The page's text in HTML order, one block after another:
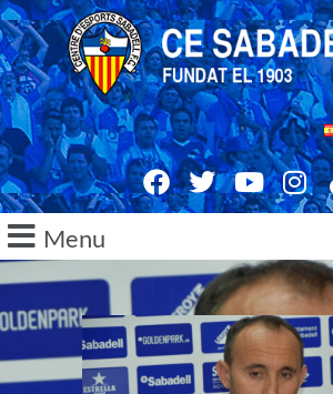
Menu